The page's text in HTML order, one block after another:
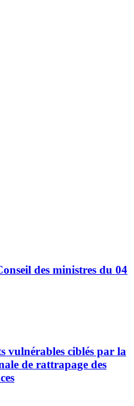
des ministres du 04
vulnérables ciblés par la
de rattrapage des